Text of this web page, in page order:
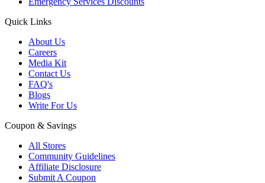
Quick Links
About Us
Careers
Media Kit
Contact Us
FAQ's
Blogs
Write For Us
Coupon & Savings
All Stores
Community Guidelines
Affiliate Disclosure
Submit A Coupon